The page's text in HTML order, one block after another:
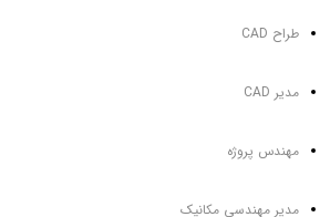
طراح CAD
مدیر CAD
مهندس پروژه
مدیر مهندسی مکانیک